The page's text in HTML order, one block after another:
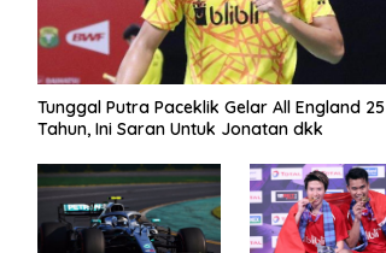
Tunggal Putra Paceklik Gelar All England 25
Tahun, Ini Saran Untuk Jonatan dkk